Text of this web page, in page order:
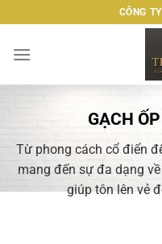
qua
nội
CÔNG
GẠCH
Từ phong cách cổ điển
mang đến sự đa dạng
giúp tôn lên vẻ